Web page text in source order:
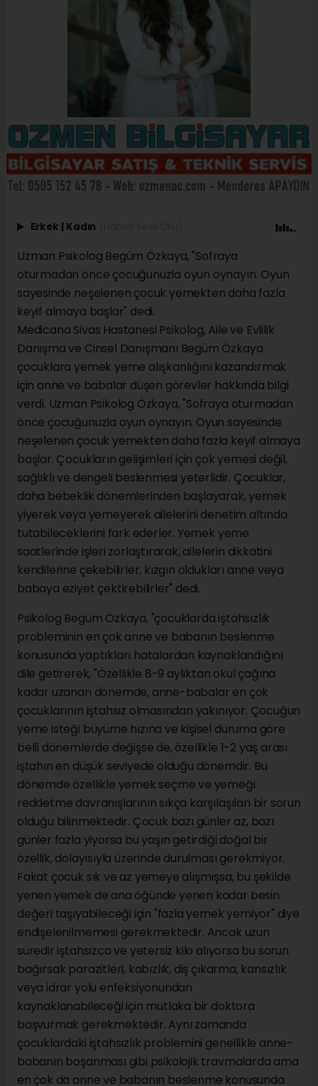
Erkek | Kadın
Uzman Psikolog Begüm Özkaya, "Sofraya
oturmadan önce çocuğunuzla oyun oynayın. Oyun
sayesinde neşelenen çocuk yemekten daha fazla
keyif almaya başlar" dedi.
Medicana Sivas Hastanesi Psikolog, Aile ve Evlilik
Danışma ve Cinsel Danışmanı Begüm Özkaya
çocuklara yemek yeme alışkanlığını kazandırmak
için anne ve babalar düşen görevler hakkında bilgi
verdi. Uzman Psikolog Özkaya, "Sofraya oturmadan
önce çocuğunuzla oyun oynayın. Oyun sayesinde
neşelenen çocuk yemekten daha fazla keyif almaya
başlar. Çocukların gelişimleri için çok yemesi değil,
sağlıklı ve dengeli beslenmesi yeterlidir. Çocuklar,
daha bebeklik dönemlerinden başlayarak, yemek
yiyerek veya yemeyerek ailelerini denetim altında
tutabileceklerini fark ederler. Yemek yeme
saatlerinde işleri zorlaştırarak, ailelerin dikkatini
kendilerine çekebilirler, kızgın oldukları anne veya
babaya eziyet çektirebilirler" dedi.
Psikolog Begüm Özkaya, "çocuklarda iştahsızlık
probleminin en çok anne ve babanın beslenme
konusunda yaptıkları hatalardan kaynaklandığını
dile getirerek, "Özellikle 8-9 aylıktan okul çağına
kadar uzanan dönemde, anne-babalar en çok
çocuklarının iştahsız olmasından yakınıyor. Çocuğun
yeme isteği büyüme hızına ve kişisel duruma göre
belli dönemlerde değişse de, özellikle 1-2 yaş arası
iştahın en düşük seviyede olduğu dönemdir. Bu
dönemde özellikle yemek seçme ve yemeği
reddetme davranışlarının sıkça karşılaşılan bir sorun
olduğu bilinmektedir. Çocuk bazı günler az, bazı
günler fazla yiyorsa bu yaşın getirdiği doğal bir
özellik, dolayısıyla üzerinde durulması gerekmiyor.
Fakat çocuk sık ve az yemeye alışmışsa, bu şekilde
yenen yemek de ana öğünde yenen kadar besin
değeri taşıyabileceği için "fazla yemek yemiyor" diye
endişelenilmemesi gerekmektedir. Ancak uzun
süredir iştahsızca ve yetersiz kilo alıyorsa bu sorun
bağırsak parazitleri, kabızlık, diş çıkarma, kansızlık
veya idrar yolu enfeksiyonundan
kaynaklanabileceği için mutlaka bir doktora
başvurmak gerekmektedir. Aynı zamanda
çocuklardaki iştahsızlık problemini genellikle anne-
babanın boşanması gibi psikolojik travmalarda ama
en çok da anne ve babanın beslenme konusunda